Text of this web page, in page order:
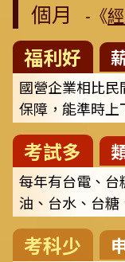
個月
-《
福利好
國營企業相比
保障，能準時上
考試多
每年有台電、
油、台水、台糖
考科少